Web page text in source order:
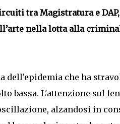
tra Magistratura e
nella lotta alla
dell'epidemia che ha
bassa. L'attenzione sul
alzandosi in